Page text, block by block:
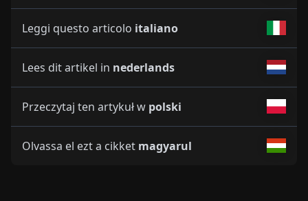
Leggi questo articolo italiano
Lees dit artikel in nederlands
Przeczytaj ten artykuł w polski
Olvassa el ezt a cikket magyarul